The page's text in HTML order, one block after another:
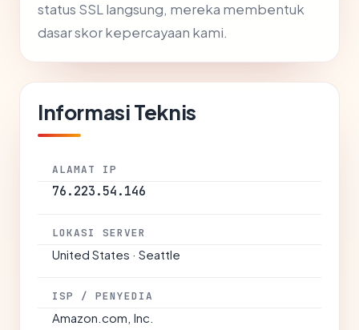
status SSL langsung, mereka membentuk
dasar skor kepercayaan kami.
Informasi Teknis
ALAMAT IP
76.223.54.146
LOKASI SERVER
United States · Seattle
ISP / PENYEDIA
Amazon.com, Inc.